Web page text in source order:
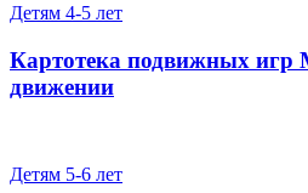
Детям 4-5 лет
Картотека подвижных игр
движении
Детям 5-6 лет